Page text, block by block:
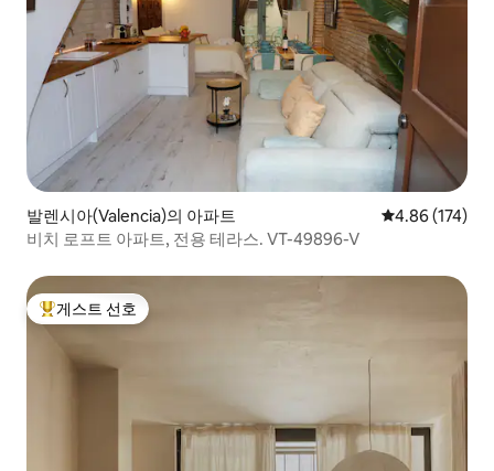
발렌시아(Valencia)의 아파트 평점 4.86점(5
4.86 (174)
비치 로프트 아파트, 전용 테라스. VT-49896-V
상위 게스트 선호
게스트 선호